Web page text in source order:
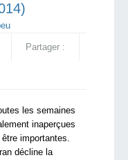
Partager :
les semaines
inaperçues
importantes.
décline la